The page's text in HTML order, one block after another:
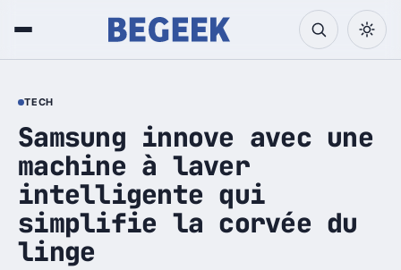
TECH
Samsung innove avec une
machine à laver
intelligente qui
simplifie la corvée du
linge